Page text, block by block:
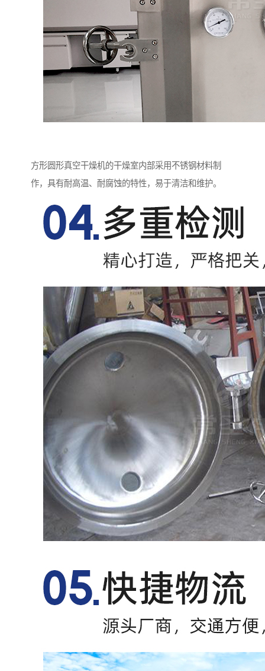
方形圆形真空干燥机的干燥室内部采用不锈钢材料制
作，具有耐高温、耐腐蚀的特性，易于清洁和维护。